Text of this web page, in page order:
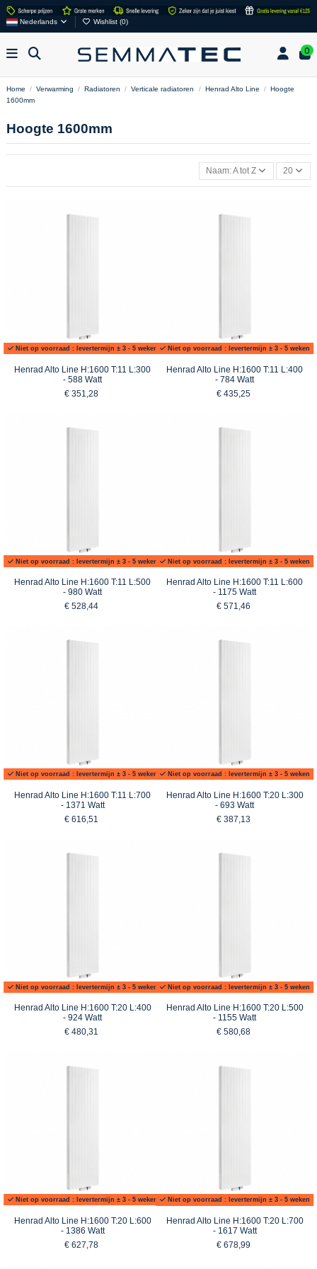
Nederlands Wishlist (0)
0
Home Verwarming Radiatoren Verticale radiatoren Henrad Alto Line
Hoogte
1600mm
Hoogte 1600mm
Naam: A tot Z 20
Niet op voorraad : levertermijn ± 3 - 5 weken
Henrad Alto Line H:1600 T:11 L:300
- 588 Watt
€ 351,28
Niet op voorraad : levertermijn ± 3 - 5 weken
Henrad Alto Line H:1600 T:11 L:400
- 784 Watt
€ 435,25
Niet op voorraad : levertermijn ± 3 - 5 weken
Henrad Alto Line H:1600 T:11 L:500
- 980 Watt
€ 528,44
Niet op voorraad : levertermijn ± 3 - 5 weken
Henrad Alto Line H:1600 T:11 L:600
- 1175 Watt
€ 571,46
Niet op voorraad : levertermijn ± 3 - 5 weken
Henrad Alto Line H:1600 T:11 L:700
- 1371 Watt
€ 616,51
Niet op voorraad : levertermijn ± 3 - 5 weken
Henrad Alto Line H:1600 T:20 L:300
- 693 Watt
€ 387,13
Niet op voorraad : levertermijn ± 3 - 5 weken
Henrad Alto Line H:1600 T:20 L:400
- 924 Watt
€ 480,31
Niet op voorraad : levertermijn ± 3 - 5 weken
Henrad Alto Line H:1600 T:20 L:500
- 1155 Watt
€ 580,68
Niet op voorraad : levertermijn ± 3 - 5 weken
Henrad Alto Line H:1600 T:20 L:600
- 1386 Watt
€ 627,78
Niet op voorraad : levertermijn ± 3 - 5 weken
Henrad Alto Line H:1600 T:20 L:700
- 1617 Watt
€ 678,99